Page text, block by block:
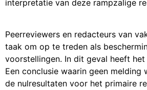
interpretatie van deze rampzalige
Peerreviewers en redacteurs van
taak om op te treden als
voorstellingen. In dit geval heeft
Een conclusie waarin geen melding
de nulresultaten voor het primaire